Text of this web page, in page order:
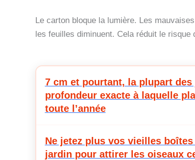
Le carton bloque la lumière. Les
les feuilles diminuent. Cela réduit le risque
7 cm et pourtant, la plupart
profondeur exacte à laquelle
toute l’année
Ne jetez plus vos vieilles
jardin pour attirer les oiseaux